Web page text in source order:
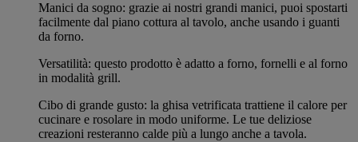
Manici da sogno: grazie ai nostri grandi manici, puoi spostarti
facilmente dal piano cottura al tavolo, anche usando i guanti
da forno.
Versatilità: questo prodotto è adatto a forno, fornelli e al forno
in modalità grill.
Cibo di grande gusto: la ghisa vetrificata trattiene il calore per
cucinare e rosolare in modo uniforme. Le tue deliziose
creazioni resteranno calde più a lungo anche a tavola.